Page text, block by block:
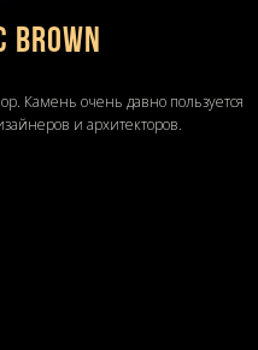
BROWN
Камень очень давно пользуется
и архитекторов.